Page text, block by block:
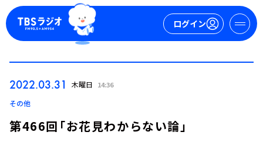
ログイン
2022.03.31 木曜日 14:36
その他
第466回「お花見わからない論」